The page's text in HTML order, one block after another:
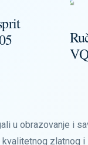
u obrazovanje i
zlatnog i